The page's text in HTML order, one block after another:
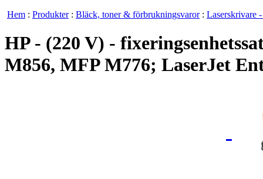
Hem : Produkter: Bläck, toner & förbrukningsvaror: Laserskrivare
HP - (220 V) -
M856, MFP M776; LaserJet